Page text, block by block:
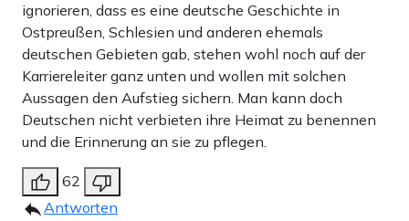
ignorieren, dass es eine deutsche Geschichte in
Ostpreußen, Schlesien und anderen ehemals
deutschen Gebieten gab, stehen wohl noch auf der
Karriereleiter ganz unten und wollen mit solchen
Aussagen den Aufstieg sichern. Man kann doch
Deutschen nicht verbieten ihre Heimat zu benennen
und die Erinnerung an sie zu pflegen.
62
Antworten